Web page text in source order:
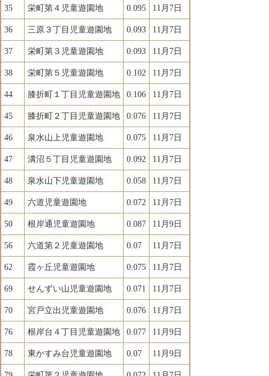
35 栄町第４児童遊園地 0.095 11月7日
36 三原３丁目児童遊園地 0.093 11月7日
37 栄町第３児童遊園地 0.093 11月7日
38 栄町第５児童遊園地 0.102 11月7日
44 膝折町１丁目児童遊園地 0.106 11月7日
45 膝折町２丁目児童遊園地 0.076 11月7日
46 泉水山上児童遊園地 0.075 11月7日
47 溝沼５丁目児童遊園地 0.092 11月7日
48 泉水山下児童遊園地 0.058 11月7日
49 六道児童遊園地 0.072 11月7日
50 根岸通児童遊園地 0.087 11月9日
56 六道第２児童遊園地 0.07 11月7日
62 霞ヶ丘児童遊園地 0.075 11月7日
69 せんずい山児童遊園地 0.071 11月7日
70 宮戸立出児童遊園地 0.076 11月7日
76 根岸台４丁目児童遊園地 0.077 11月9日
78 東かすみ台児童遊園地 0.07 11月9日